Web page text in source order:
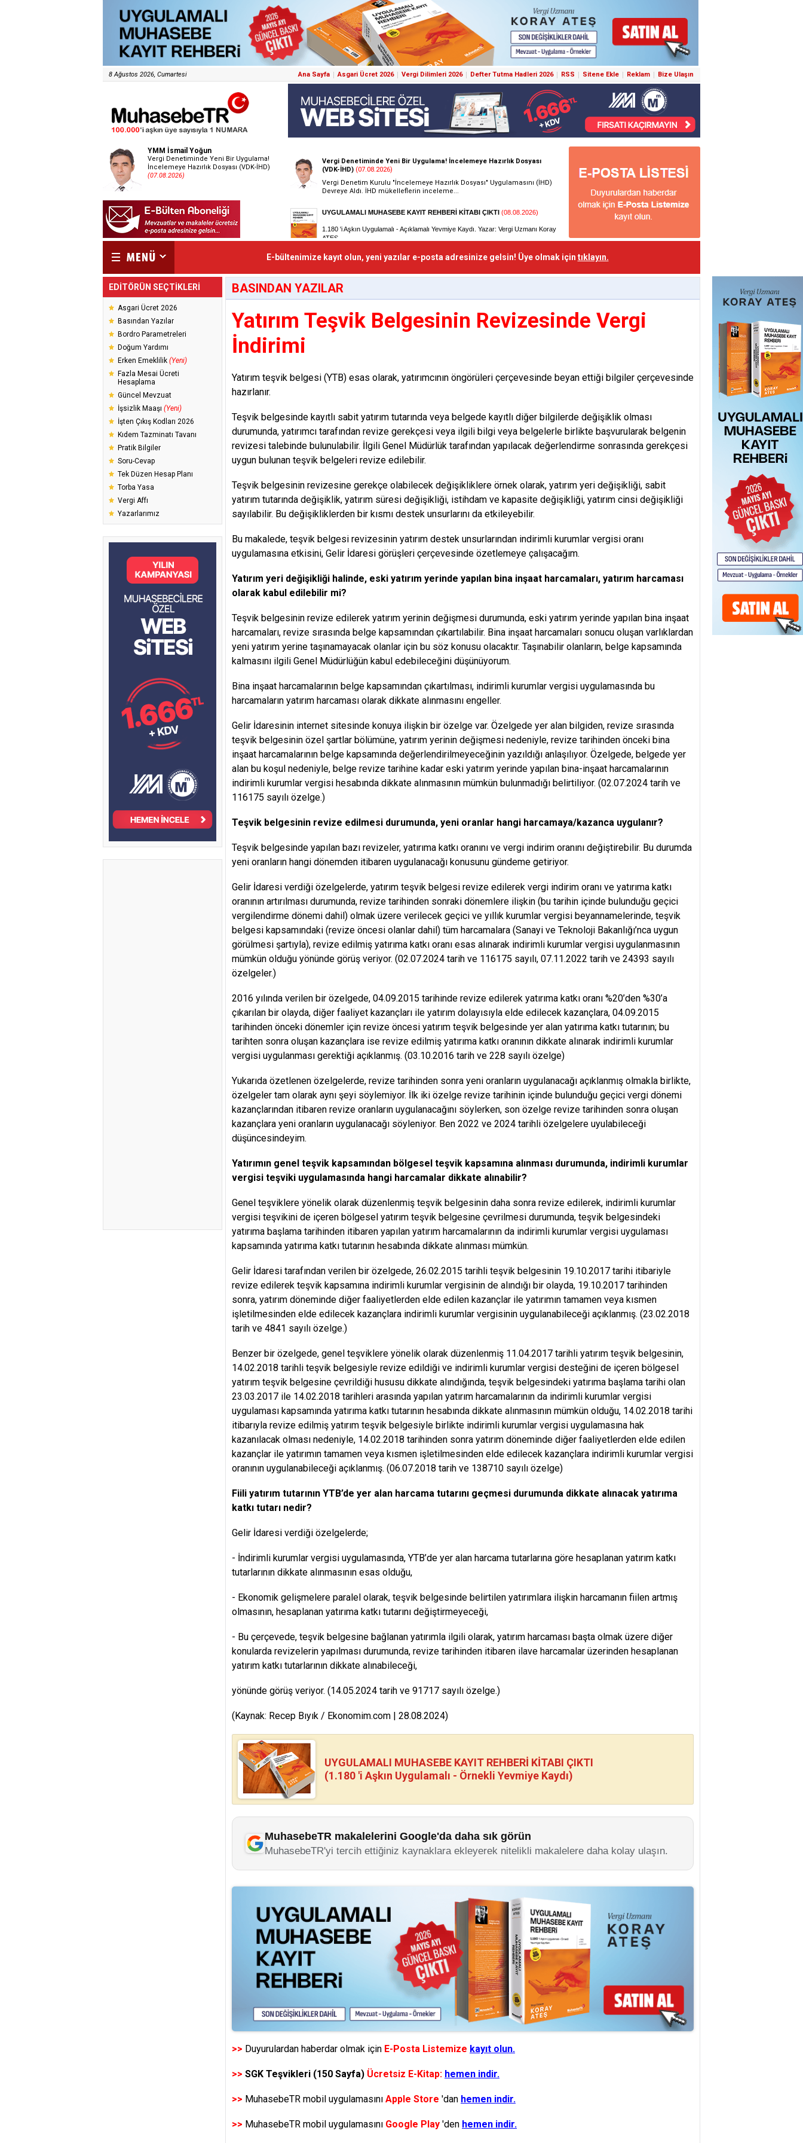
8 Ağustos 2026, Cumartesi Ana Sayfa Asgari Ücret 2026 Vergi Dilimleri 2026 Defter Tutma Hadleri 2026 RSS Sitene Ekle Reklam Bize Ulaşın
YMM İsmail Yoğun
Vergi Denetiminde Yeni Bir Uygulama!
İncelemeye Hazırlık Dosyası (VDK-İHD)
(07.08.2026)
E-bültenimize kayıt olun, yeni yazılar e-posta adresinize gelsin! Üye olmak için tıklayın.
EDİTÖRÜN SEÇTİKLERİ
Asgari Ücret 2026
Basından Yazılar
Bordro Parametreleri
Doğum Yardımı
Erken Emeklilik (Yeni)
Fazla Mesai Ücreti
Hesaplama
Güncel Mevzuat
İşsizlik Maaşı (Yeni)
İşten Çıkış Kodları 2026
Kıdem Tazminatı Tavanı
Pratik Bilgiler
Soru-Cevap
Tek Düzen Hesap Planı
Torba Yasa
Vergi Affı
Yazarlarımız
BASINDAN YAZILAR
Yatırım Teşvik Belgesinin Revizesinde Vergi
İndirimi
Yatırım teşvik belgesi (YTB) esas olarak, yatırımcının öngörüleri çerçevesinde beyan ettiği bilgiler çerçevesinde
hazırlanır.
Teşvik belgesinde kayıtlı sabit yatırım tutarında veya belgede kayıtlı diğer bilgilerde değişiklik olması
durumunda, yatırımcı tarafından revize gerekçesi veya ilgili bilgi veya belgelerle birlikte başvurularak belgenin
revizesi talebinde bulunulabilir. İlgili Genel Müdürlük tarafından yapılacak değerlendirme sonrasında gerekçesi
uygun bulunan teşvik belgeleri revize edilebilir.
Teşvik belgesinin revizesine gerekçe olabilecek değişikliklere örnek olarak, yatırım yeri değişikliği, sabit
yatırım tutarında değişiklik, yatırım süresi değişikliği, istihdam ve kapasite değişikliği, yatırım cinsi değişikliği
sayılabilir. Bu değişikliklerden bir kısmı destek unsurlarını da etkileyebilir.
Bu makalede, teşvik belgesi revizesinin yatırım destek unsurlarından indirimli kurumlar vergisi oranı
uygulamasına etkisini, Gelir İdaresi görüşleri çerçevesinde özetlemeye çalışacağım.
Yatırım yeri değişikliği halinde, eski yatırım yerinde yapılan bina inşaat harcamaları, yatırım harcaması
olarak kabul edilebilir mi?
Teşvik belgesinin revize edilerek yatırım yerinin değişmesi durumunda, eski yatırım yerinde yapılan bina inşaat
harcamaları, revize sırasında belge kapsamından çıkartılabilir. Bina inşaat harcamaları sonucu oluşan varlıklardan
yeni yatırım yerine taşınamayacak olanlar için bu söz konusu olacaktır. Taşınabilir olanların, belge kapsamında
kalmasını ilgili Genel Müdürlüğün kabul edebileceğini düşünüyorum.
Bina inşaat harcamalarının belge kapsamından çıkartılması, indirimli kurumlar vergisi uygulamasında bu
harcamaların yatırım harcaması olarak dikkate alınmasını engeller.
Gelir İdaresinin internet sitesinde konuya ilişkin bir özelge var. Özelgede yer alan bilgiden, revize sırasında
teşvik belgesinin özel şartlar bölümüne, yatırım yerinin değişmesi nedeniyle, revize tarihinden önceki bina
inşaat harcamalarının belge kapsamında değerlendirilmeyeceğinin yazıldığı anlaşılıyor. Özelgede, belgede yer
alan bu koşul nedeniyle, belge revize tarihine kadar eski yatırım yerinde yapılan bina-inşaat harcamalarının
indirimli kurumlar vergisi hesabında dikkate alınmasının mümkün bulunmadığı belirtiliyor. (02.07.2024 tarih ve
116175 sayılı özelge.)
Teşvik belgesinin revize edilmesi durumunda, yeni oranlar hangi harcamaya/kazanca uygulanır?
Teşvik belgesinde yapılan bazı revizeler, yatırıma katkı oranını ve vergi indirim oranını değiştirebilir. Bu durumda
yeni oranların hangi dönemden itibaren uygulanacağı konusunu gündeme getiriyor.
Gelir İdaresi verdiği özelgelerde, yatırım teşvik belgesi revize edilerek vergi indirim oranı ve yatırıma katkı
oranının artırılması durumunda, revize tarihinden sonraki dönemlere ilişkin (bu tarihin içinde bulunduğu geçici
vergilendirme dönemi dahil) olmak üzere verilecek geçici ve yıllık kurumlar vergisi beyannamelerinde, teşvik
belgesi kapsamındaki (revize öncesi olanlar dahil) tüm harcamalara (Sanayi ve Teknoloji Bakanlığı’nca uygun
görülmesi şartıyla), revize edilmiş yatırıma katkı oranı esas alınarak indirimli kurumlar vergisi uygulanmasının
mümkün olduğu yönünde görüş veriyor. (02.07.2024 tarih ve 116175 sayılı, 07.11.2022 tarih ve 24393 sayılı
özelgeler.)
2016 yılında verilen bir özelgede, 04.09.2015 tarihinde revize edilerek yatırıma katkı oranı %20’den %30’a
çıkarılan bir olayda, diğer faaliyet kazançları ile yatırım dolayısıyla elde edilecek kazançlara, 04.09.2015
tarihinden önceki dönemler için revize öncesi yatırım teşvik belgesinde yer alan yatırıma katkı tutarının; bu
tarihten sonra oluşan kazançlara ise revize edilmiş yatırıma katkı oranının dikkate alınarak indirimli kurumlar
vergisi uygulanması gerektiği açıklanmış. (03.10.2016 tarih ve 228 sayılı özelge)
Yukarıda özetlenen özelgelerde, revize tarihinden sonra yeni oranların uygulanacağı açıklanmış olmakla birlikte,
özelgeler tam olarak aynı şeyi söylemiyor. İlk iki özelge revize tarihinin içinde bulunduğu geçici vergi dönemi
kazançlarından itibaren revize oranların uygulanacağını söylerken, son özelge revize tarihinden sonra oluşan
kazançlara yeni oranların uygulanacağı söyleniyor. Ben 2022 ve 2024 tarihli özelgelere uyulabileceği
düşüncesindeyim.
Yatırımın genel teşvik kapsamından bölgesel teşvik kapsamına alınması durumunda, indirimli kurumlar
vergisi teşviki uygulamasında hangi harcamalar dikkate alınabilir?
Genel teşviklere yönelik olarak düzenlenmiş teşvik belgesinin daha sonra revize edilerek, indirimli kurumlar
vergisi teşvikini de içeren bölgesel yatırım teşvik belgesine çevrilmesi durumunda, teşvik belgesindeki
yatırıma başlama tarihinden itibaren yapılan yatırım harcamalarının da indirimli kurumlar vergisi uygulaması
kapsamında yatırıma katkı tutarının hesabında dikkate alınması mümkün.
Gelir İdaresi tarafından verilen bir özelgede, 26.02.2015 tarihli teşvik belgesinin 19.10.2017 tarihi itibariyle
revize edilerek teşvik kapsamına indirimli kurumlar vergisinin de alındığı bir olayda, 19.10.2017 tarihinden
sonra, yatırım döneminde diğer faaliyetlerden elde edilen kazançlar ile yatırımın tamamen veya kısmen
işletilmesinden elde edilecek kazançlara indirimli kurumlar vergisinin uygulanabileceği açıklanmış. (23.02.2018
tarih ve 4841 sayılı özelge.)
Benzer bir özelgede, genel teşviklere yönelik olarak düzenlenmiş 11.04.2017 tarihli yatırım teşvik belgesinin,
14.02.2018 tarihli teşvik belgesiyle revize edildiği ve indirimli kurumlar vergisi desteğini de içeren bölgesel
yatırım teşvik belgesine çevrildiği hususu dikkate alındığında, teşvik belgesindeki yatırıma başlama tarihi olan
23.03.2017 ile 14.02.2018 tarihleri arasında yapılan yatırım harcamalarının da indirimli kurumlar vergisi
uygulaması kapsamında yatırıma katkı tutarının hesabında dikkate alınmasının mümkün olduğu, 14.02.2018 tarihi
itibarıyla revize edilmiş yatırım teşvik belgesiyle birlikte indirimli kurumlar vergisi uygulamasına hak
kazanılacak olması nedeniyle, 14.02.2018 tarihinden sonra yatırım döneminde diğer faaliyetlerden elde edilen
kazançlar ile yatırımın tamamen veya kısmen işletilmesinden elde edilecek kazançlara indirimli kurumlar vergisi
oranının uygulanabileceği açıklanmış. (06.07.2018 tarih ve 138710 sayılı özelge)
Fiili yatırım tutarının YTB’de yer alan harcama tutarını geçmesi durumunda dikkate alınacak yatırıma
katkı tutarı nedir?
Gelir İdaresi verdiği özelgelerde;
- İndirimli kurumlar vergisi uygulamasında, YTB’de yer alan harcama tutarlarına göre hesaplanan yatırım katkı
tutarlarının dikkate alınmasının esas olduğu,
- Ekonomik gelişmelere paralel olarak, teşvik belgesinde belirtilen yatırımlara ilişkin harcamanın fiilen artmış
olmasının, hesaplanan yatırıma katkı tutarını değiştirmeyeceği,
- Bu çerçevede, teşvik belgesine bağlanan yatırımla ilgili olarak, yatırım harcaması başta olmak üzere diğer
konularda revizelerin yapılması durumunda, revize tarihinden itibaren ilave harcamalar üzerinden hesaplanan
yatırım katkı tutarlarının dikkate alınabileceği,
yönünde görüş veriyor. (14.05.2024 tarih ve 91717 sayılı özelge.)
(Kaynak: Recep Bıyık / Ekonomim.com | 28.08.2024)
UYGULAMALI MUHASEBE KAYIT REHBERİ KİTABI ÇIKTI
(1.180 'i Aşkın Uygulamalı - Örnekli Yevmiye Kaydı)
MuhasebeTR makalelerini Google'da daha sık görün
MuhasebeTR'yi tercih ettiğiniz kaynaklara ekleyerek nitelikli makalelere daha kolay ulaşın.
>> Duyurulardan haberdar olmak için E-Posta Listemize kayıt olun.
>> SGK Teşvikleri (150 Sayfa) Ücretsiz E-Kitap: hemen indir.
>> MuhasebeTR mobil uygulamasını Apple Store 'dan hemen indir.
>> MuhasebeTR mobil uygulamasını Google Play 'den hemen indir.